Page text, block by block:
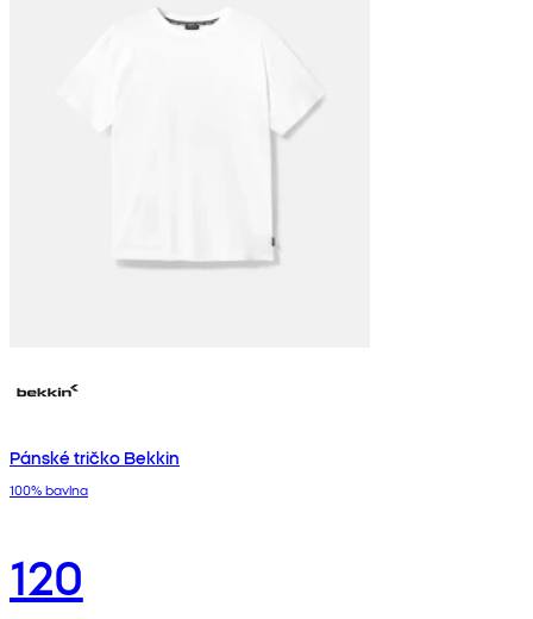
Pánské tričko Bekkin
100% bavlna
120